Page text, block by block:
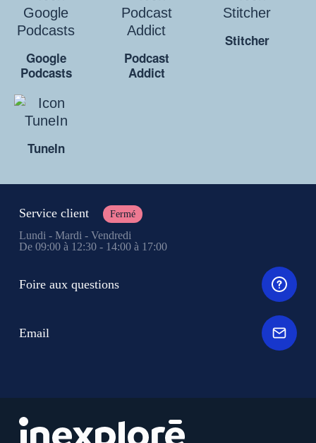
Google
Podcasts
Podcast
Addict
Stitcher
TuneIn
Service client Fermé
Lundi - Mardi - Vendredi
De 09:00 à 12:30 - 14:00 à 17:00
Foire aux questions
Email